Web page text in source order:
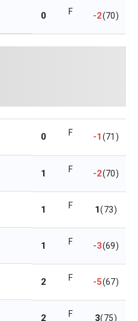
0 F -2(70)
0 F -1(71)
1 F -2(70)
1 F 1(73)
1 F -3(69)
2 F -5(67)
2 F 3(75)